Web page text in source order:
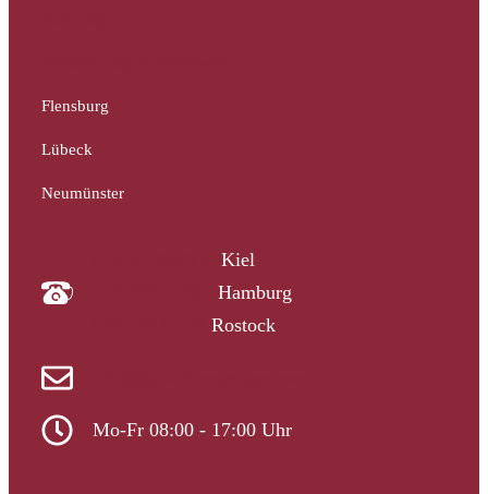
Flensburg
Lübeck
Neumünster
Kiel
Hamburg
Rostock
Mo-Fr 08:00 - 17:00 Uhr